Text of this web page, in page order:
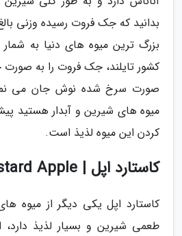
بزرگ ترین میوه های دنیا به
کشور تایلند، جک فروت را به صورت
صورت سرخ شده نوش جان می
میوه های شیرین و آبدار هستید
کردن این میوه لذیذ است.
کاستارد اپل | Custard Apple
کاستارد اپل یکی دیگر از میوه
طعمی شیرین و بسیار لذیذ دارد،